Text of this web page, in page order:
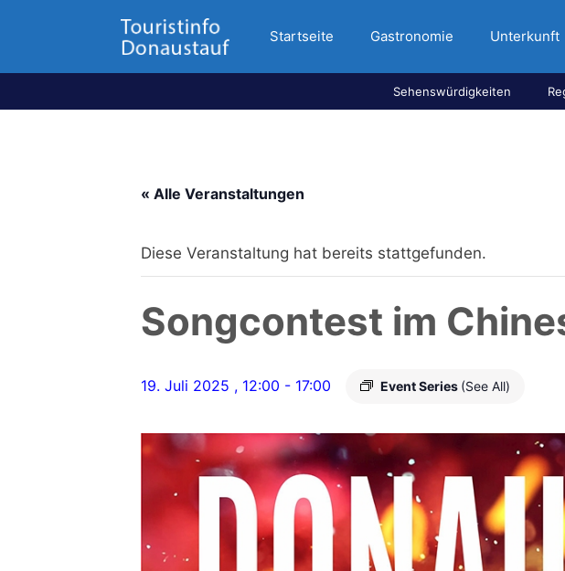
Startseite Gastronomie Unterkunft
Sehenswürdigkeiten
« Alle Veranstaltungen
Diese Veranstaltung hat bereits stattgefunden.
Songcontest im
19. Juli 2025 , 12:00 - 17:00 Event Series (See All)